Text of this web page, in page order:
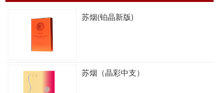
苏烟(铂晶新版)
苏烟（晶彩中支）